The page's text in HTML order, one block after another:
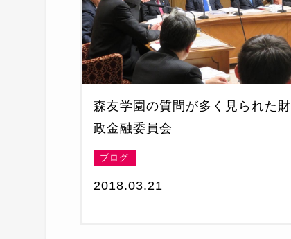
森友学園の質問が多く見られた財
政金融委員会
ブログ
2018.03.21